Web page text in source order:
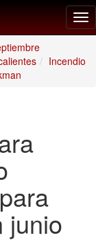
Incendio
junio